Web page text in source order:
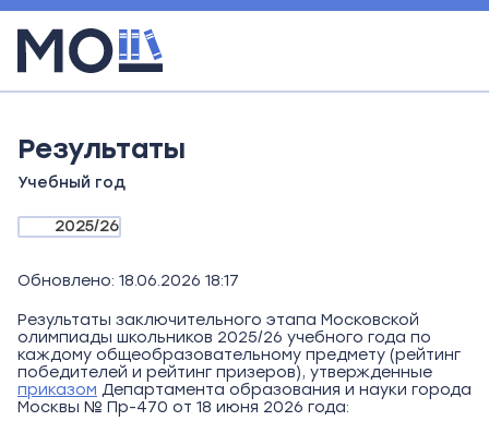
Результаты
Учебный год
2025/26
Обновлено: 18.06.2026 18:17
Результаты заключительного этапа Московской
олимпиады школьников 2025/26 учебного года по
каждому общеобразовательному предмету (рейтинг
победителей и рейтинг призеров), утвержденные
приказом Департамента образования и науки города
Москвы № Пр-470 от 18 июня 2026 года: